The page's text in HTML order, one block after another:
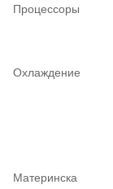
Процессоры
Охлаждение
Материнска